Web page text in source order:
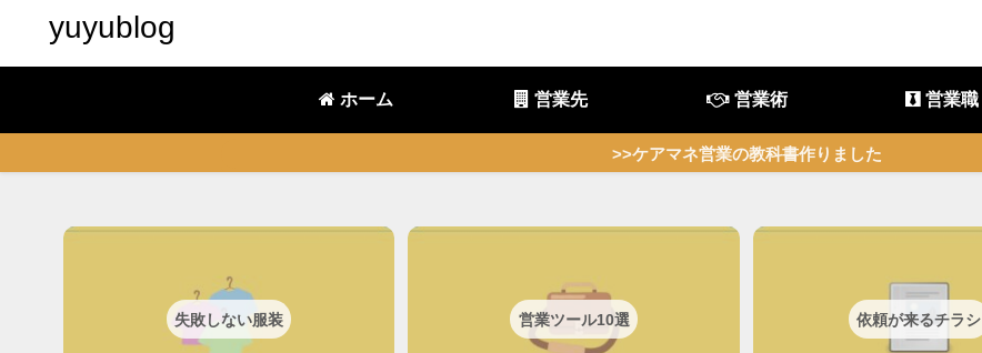
yuyublog
ホーム 営業先 営業術 営業職
>>ケアマネ営業の教科書作りました
失敗しない服装 営業ツール10選 依頼が来るチラシ